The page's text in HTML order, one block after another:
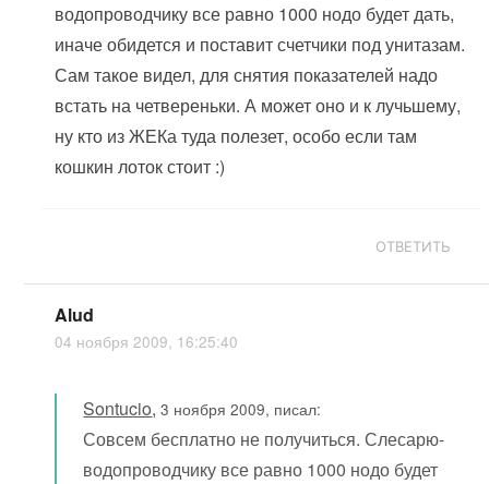
водопроводчику все равно 1000 нодо будет дать,
иначе обидется и поставит счетчики под унитазам.
Сам такое видел, для снятия показателей надо
встать на четвереньки. А может оно и к лучьшему,
ну кто из ЖЕКа туда полезет, особо если там
кошкин лоток стоит :)
ОТВЕТИТЬ
Alud
04 ноября 2009, 16:25:40
Sontucio,3 ноября 2009, писал:
Совсем бесплатно не получиться. Слесарю-
водопроводчику все равно 1000 нодо будет